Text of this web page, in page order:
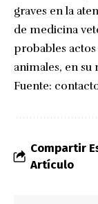
graves en la
de medicina
probables
animales, en su
Fuente:
Compartir
Artículo